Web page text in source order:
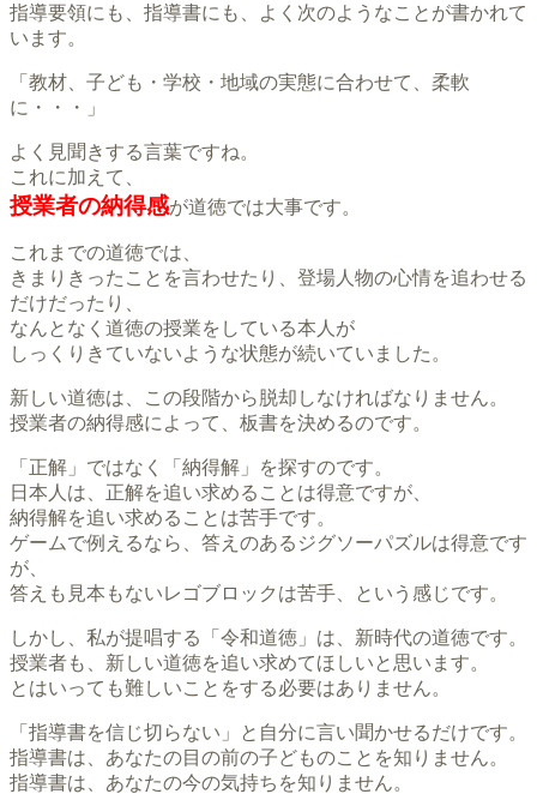
指導要領にも、指導書にも、よく次のようなことが書かれて
います。
「教材、子ども・学校・地域の実態に合わせて、柔軟
に・・・」
よく見聞きする言葉ですね。
これに加えて、
授業者の納得感が道徳では大事です。
これまでの道徳では、
きまりきったことを言わせたり、登場人物の心情を追わせる
だけだったり、
なんとなく道徳の授業をしている本人が
しっくりきていないような状態が続いていました。
新しい道徳は、この段階から脱却しなければなりません。
授業者の納得感によって、板書を決めるのです。
「正解」ではなく「納得解」を探すのです。
日本人は、正解を追い求めることは得意ですが、
納得解を追い求めることは苦手です。
ゲームで例えるなら、答えのあるジグソーパズルは得意です
が、
答えも見本もないレゴブロックは苦手、という感じです。
しかし、私が提唱する「令和道徳」は、新時代の道徳です。
授業者も、新しい道徳を追い求めてほしいと思います。
とはいっても難しいことをする必要はありません。
「指導書を信じ切らない」と自分に言い聞かせるだけです。
指導書は、あなたの目の前の子どものことを知りません。
指導書は、あなたの今の気持ちを知りません。